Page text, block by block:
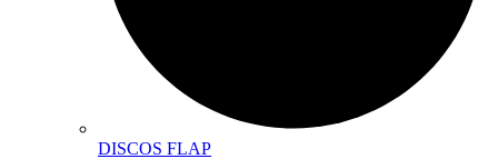
DISCOS FLAP